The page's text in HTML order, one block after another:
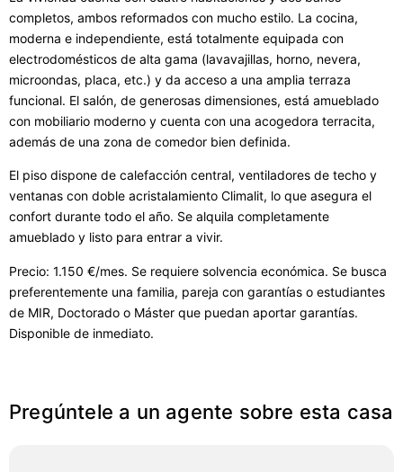
completos, ambos reformados con mucho estilo. La cocina,
moderna e independiente, está totalmente equipada con
electrodomésticos de alta gama (lavavajillas, horno, nevera,
microondas, placa, etc.) y da acceso a una amplia terraza
funcional. El salón, de generosas dimensiones, está amueblado
con mobiliario moderno y cuenta con una acogedora terracita,
además de una zona de comedor bien definida.
El piso dispone de calefacción central, ventiladores de techo y
ventanas con doble acristalamiento Climalit, lo que asegura el
confort durante todo el año. Se alquila completamente
amueblado y listo para entrar a vivir.
Precio: 1.150 €/mes. Se requiere solvencia económica. Se busca
preferentemente una familia, pareja con garantías o estudiantes
de MIR, Doctorado o Máster que puedan aportar garantías.
Disponible de inmediato.
Pregúntele a un agente sobre esta casa